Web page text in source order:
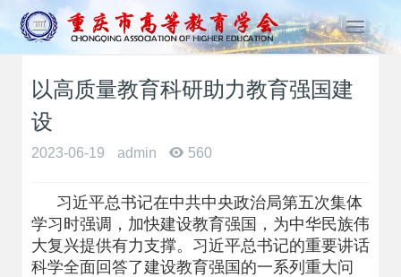
T
o
i
g
a
以高质量教育科研助力教育强国建
设
2023-06-19 admin 560
习近平总书记在中共中央政治局第五次集体
学习时强调，加快建设教育强国，为中华民族伟
大复兴提供有力支撑。习近平总书记的重要讲话
科学全面回答了建设教育强国的一系列重大问